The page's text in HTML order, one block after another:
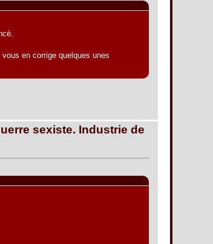
en corrige quelques unes
sexiste. Industrie de